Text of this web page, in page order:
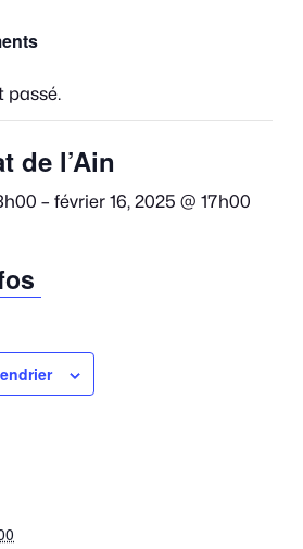
passé.
de l’Ain
– février 16, 2025 @ 17h00